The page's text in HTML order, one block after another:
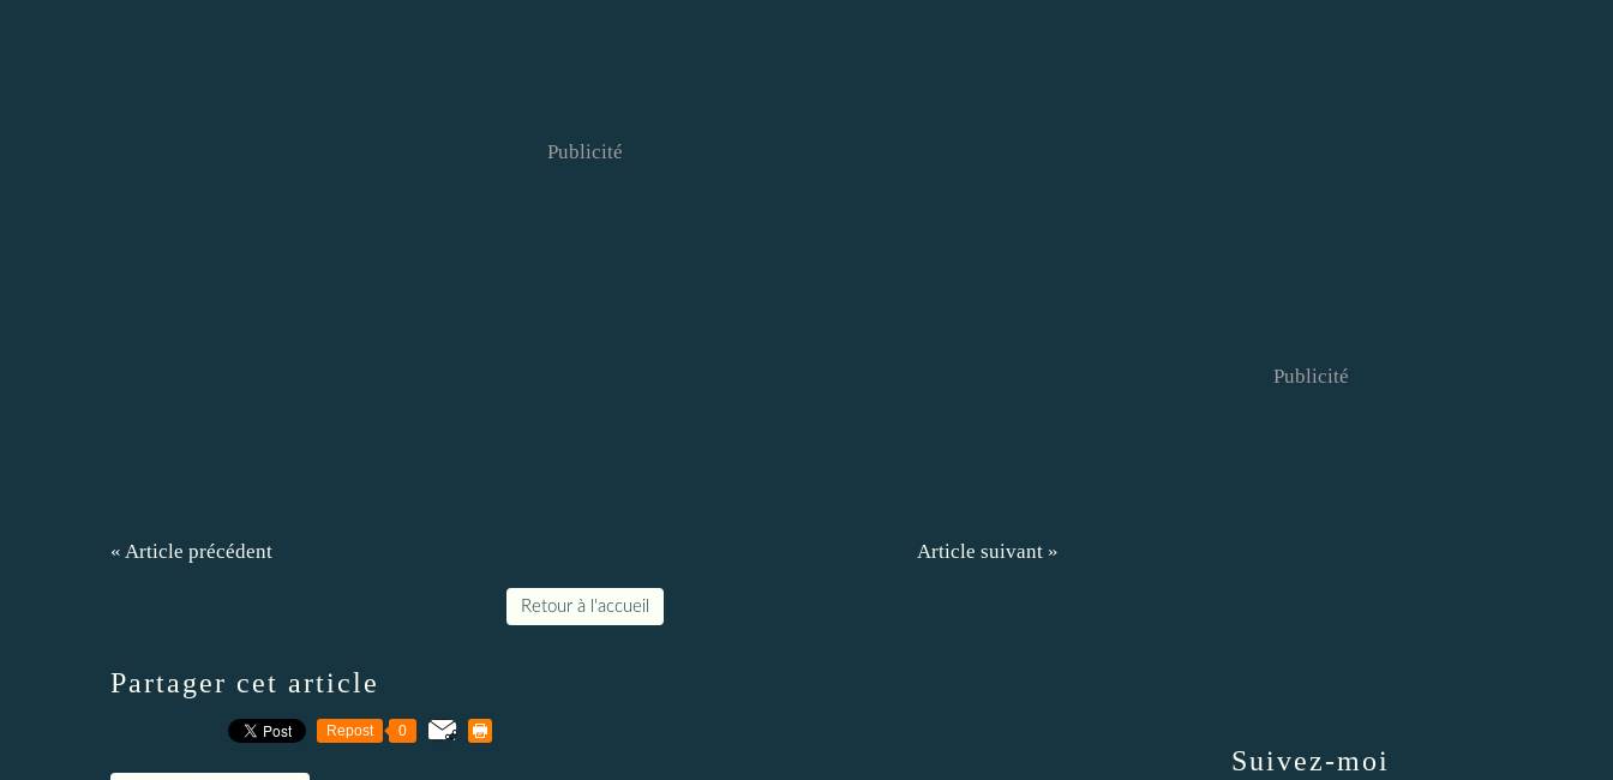
Publicité
« Article précédent Article suivant »
Retour à l'accueil
Partager cet article
Repost 0
Suivez-moi
Publicité